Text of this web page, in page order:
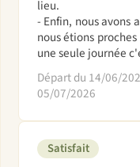
lieu.
- Enfin, nous avons
nous étions
une seule journée
Départ du 14/06/
05/07/2026
Satisfait